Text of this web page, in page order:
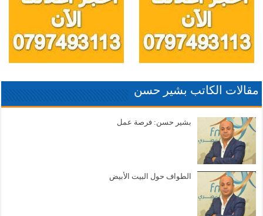
مقالات الكاتب بشير حسن
بشير حسن: فرصة عمل
الطواف حول البيت الأبيض